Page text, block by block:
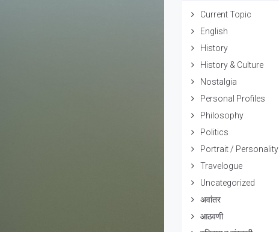
Current Topic
English
History
History & Culture
Nostalgia
Personal Profiles
Philosophy
Politics
Portrait / Personality
Travelogue
Uncategorized
अवांतर
आठवणी